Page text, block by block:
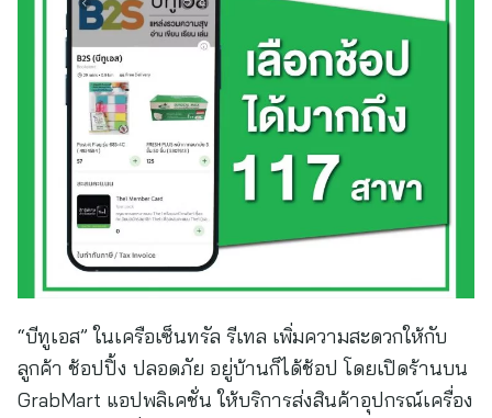
“บีทูเอส” ในเครือเซ็นทรัล รีเทล เพิ่มความสะดวกให้กับ
ลูกค้า ช้อปปิ้ง ปลอดภัย อยู่บ้านก็ได้ช้อป โดยเปิดร้านบน
GrabMart แอปพลิเคชั่น ให้บริการส่งสินค้าอุปกรณ์เครื่อง